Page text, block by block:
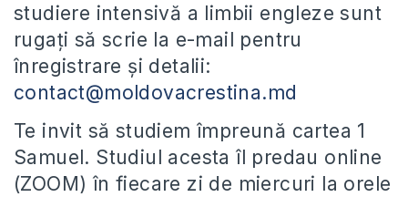
studiere intensivă a limbii engleze sunt
rugați să scrie la e-mail pentru
înregistrare și detalii:
contact@moldovacrestina.md
Te invit să studiem împreună cartea 1
Samuel. Studiul acesta îl predau online
(ZOOM) în fiecare zi de miercuri la orele